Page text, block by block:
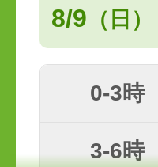
8/9 （日）
0-3時
3-6時